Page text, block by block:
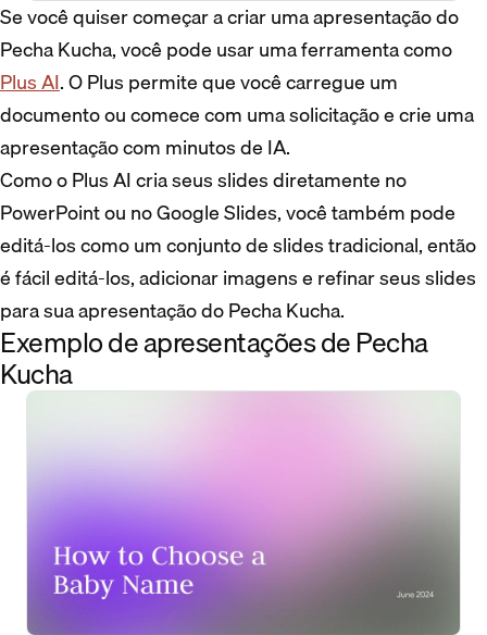
Se você quiser começar a criar uma apresentação do
Pecha Kucha, você pode usar uma ferramenta como
Plus AI. O Plus permite que você carregue um
documento ou comece com uma solicitação e crie uma
apresentação com minutos de IA.
Como o Plus AI cria seus slides diretamente no
PowerPoint ou no Google Slides, você também pode
editá-los como um conjunto de slides tradicional, então
é fácil editá-los, adicionar imagens e refinar seus slides
para sua apresentação do Pecha Kucha.
Exemplo de apresentações de Pecha
Kucha